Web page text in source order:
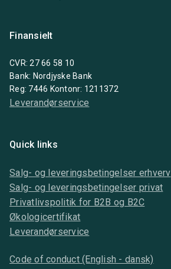
Finansielt
CVR: 27 66 58 10
Bank: Nordjyske Bank
Reg: 7446 Kontonr: 1211372
Leverandørservice
Quick links
Salg- og leveringsbetingelser erhverv
Salg- og leveringsbetingelser privat
Privatlivspolitik for B2B og B2C
Økologicertifikat
Leverandørservice
Code of conduct (English - dansk)